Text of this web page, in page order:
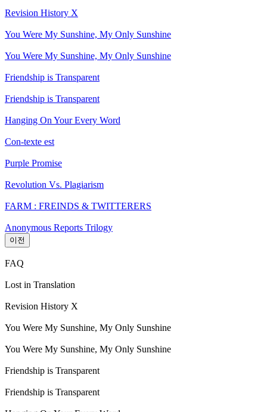
Revision History X
You Were My Sunshine, My Only Sunshine
You Were My Sunshine, My Only Sunshine
Friendship is Transparent
Friendship is Transparent
Hanging On Your Every Word
Con-texte est
Purple Promise
Revolution Vs. Plagiarism
FARM : FREINDS & TWITTERERS
Anonymous Reports Trilogy
이전
FAQ
Lost in Translation
Revision History X
You Were My Sunshine, My Only Sunshine
You Were My Sunshine, My Only Sunshine
Friendship is Transparent
Friendship is Transparent